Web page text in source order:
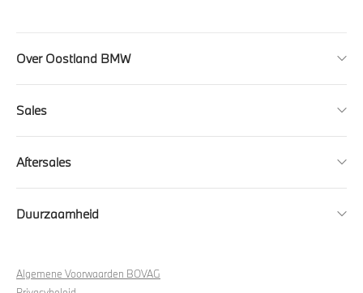
Over Oostland BMW
Sales
Aftersales
Duurzaamheid
Algemene Voorwaarden BOVAG